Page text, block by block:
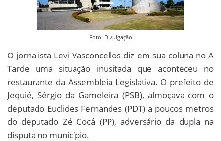
Foto: Divulgação
O jornalista Levi Vasconcellos diz em sua coluna no A
Tarde uma situação inusitada que aconteceu no
restaurante da Assembleia Legislativa. O prefeito de
Jequié, Sérgio da Gameleira (PSB), almoçava com o
deputado Euclides Fernandes (PDT) a poucos metros
do deputado Zé Cocá (PP), adversário da dupla na
disputa no município.